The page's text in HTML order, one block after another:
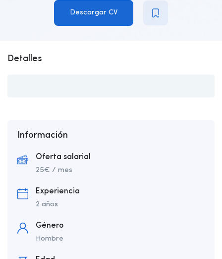
Descargar CV
Detalles
Información
Oferta salarial
25€ / mes
Experiencia
2 años
Género
Hombre